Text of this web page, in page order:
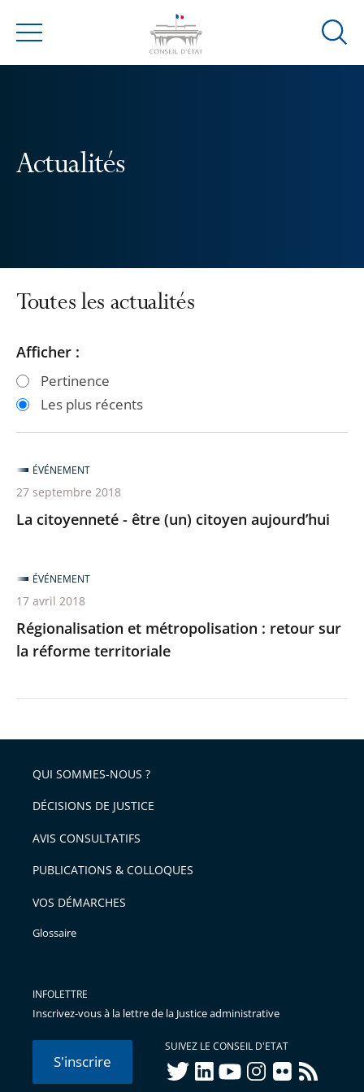
Menu
Ouvrir
Actualités
Toutes les actualités
Passer
les
filtres
après
Passer
les
filtres
avant
Afficher :
Pertinence
Les plus récents
La citoyenneté - être (un) citoyen aujourd’hui
ÉVÉNEMENT
27 septembre 2018
Régionalisation et métropolisation : retour sur
la réforme territoriale
ÉVÉNEMENT
17 avril 2018
QUI SOMMES-NOUS ?
DÉCISIONS DE JUSTICE
AVIS CONSULTATIFS
PUBLICATIONS & COLLOQUES
VOS DÉMARCHES
Glossaire
INFOLETTRE
Inscrivez-vous à la lettre de la Justice administrative
S'inscrire
SUIVEZ LE CONSEIL D'ETAT
twitterlinkedInyoutubeinstagram
flickr rss